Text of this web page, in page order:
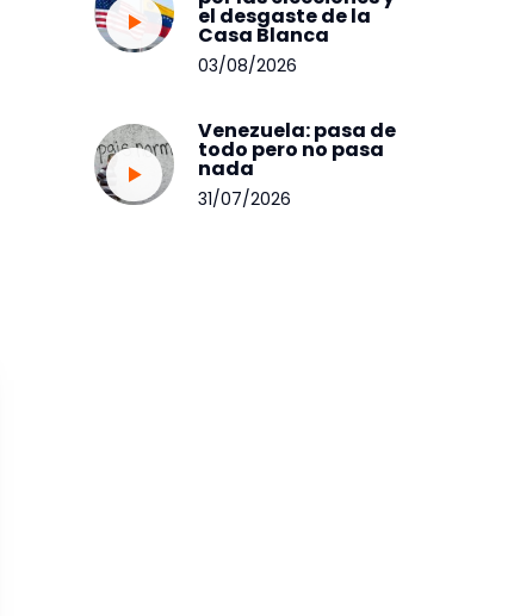
el desgaste de la
Casa Blanca
03/08/2026
Venezuela: pasa de
todo pero no pasa
nada
31/07/2026